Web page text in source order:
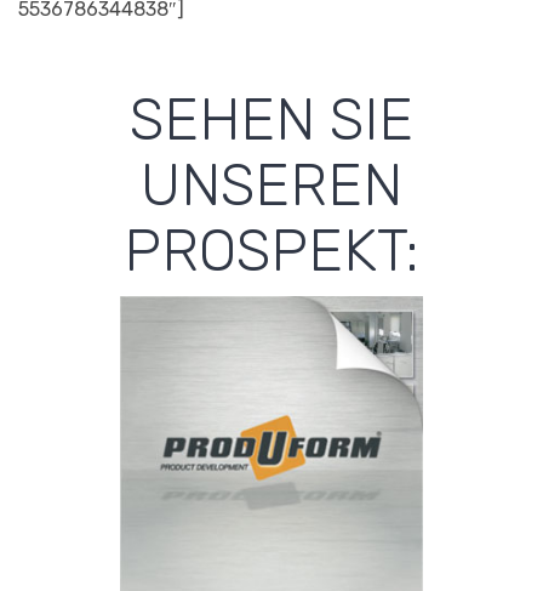
5536786344838″]
SEHEN SIE
UNSEREN
PROSPEKT: